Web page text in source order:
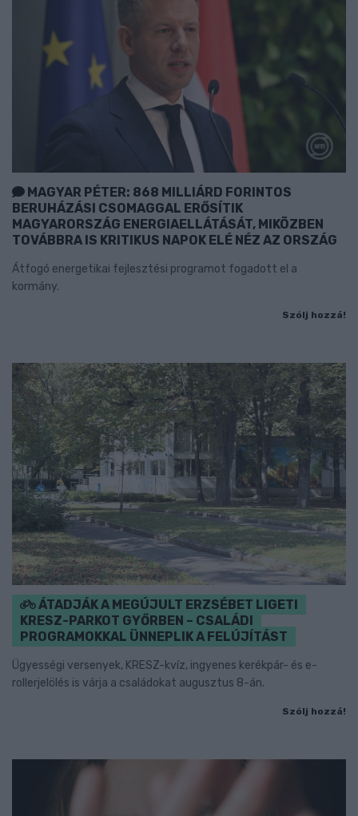
MAGYAR PÉTER: 868 MILLIÁRD FORINTOS
BERUHÁZÁSI CSOMAGGAL ERŐSÍTIK
MAGYARORSZÁG ENERGIAELLÁTÁSÁT, MIKÖZBEN
TOVÁBBRA IS KRITIKUS NAPOK ELÉ NÉZ AZ ORSZÁG
Átfogó energetikai fejlesztési programot fogadott el a
kormány.
Szólj hozzá!
ÁTADJÁK A MEGÚJULT ERZSÉBET LIGETI
KRESZ-PARKOT GYŐRBEN – CSALÁDI
PROGRAMOKKAL ÜNNEPLIK A FELÚJÍTÁST
Ügyességi versenyek, KRESZ-kvíz, ingyenes kerékpár- és e-
rollerjelölés is várja a családokat augusztus 8-án.
Szólj hozzá!